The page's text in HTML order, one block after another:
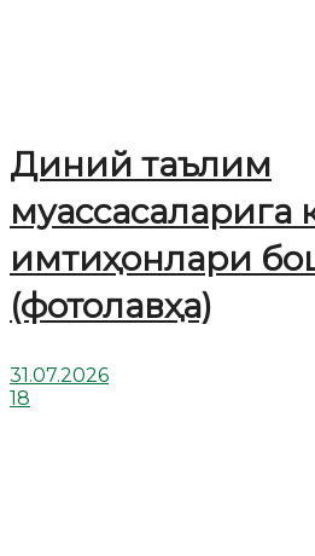
Диний таълим
имтиҳонлари
(фотолавҳа)
31.07.2026
18